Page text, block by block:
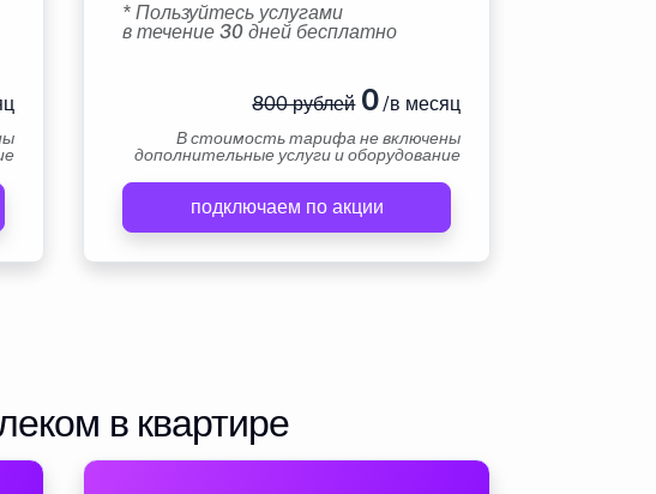
* Пользуйтесь услугами
в течение 30 дней бесплатно
800 рублей0/в месяц
В стоимость тарифа не включены
дополнительные услуги и оборудование
подключаем по акции
в квартире